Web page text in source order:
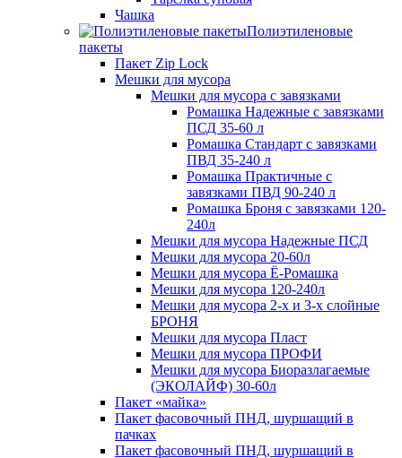
Чашка
Полиэтиленовые
пакеты
Пакет Zip Lock
Мешки для мусора
Мешки для мусора с завязками
Ромашка Надежные с завязками
ПСД 35-60 л
Ромашка Стандарт с завязками
ПВД 35-240 л
Ромашка Практичные с
завязками ПВД 90-240 л
Ромашка Броня с завязками 120-
240л
Мешки для мусора Надежные ПСД
Мешки для мусора 20-60л
Мешки для мусора Ё-Ромашка
Мешки для мусора 120-240л
Мешки для мусора 2-х и 3-х слойные
БРОНЯ
Мешки для мусора Пласт
Мешки для мусора ПРОФИ
Мешки для мусора Биоразлагаемые
(ЭКОЛАЙФ) 30-60л
Пакет «майка»
Пакет фасовочный ПНД, шуршащий в
пачках
Пакет фасовочный ПНД, шуршащий в